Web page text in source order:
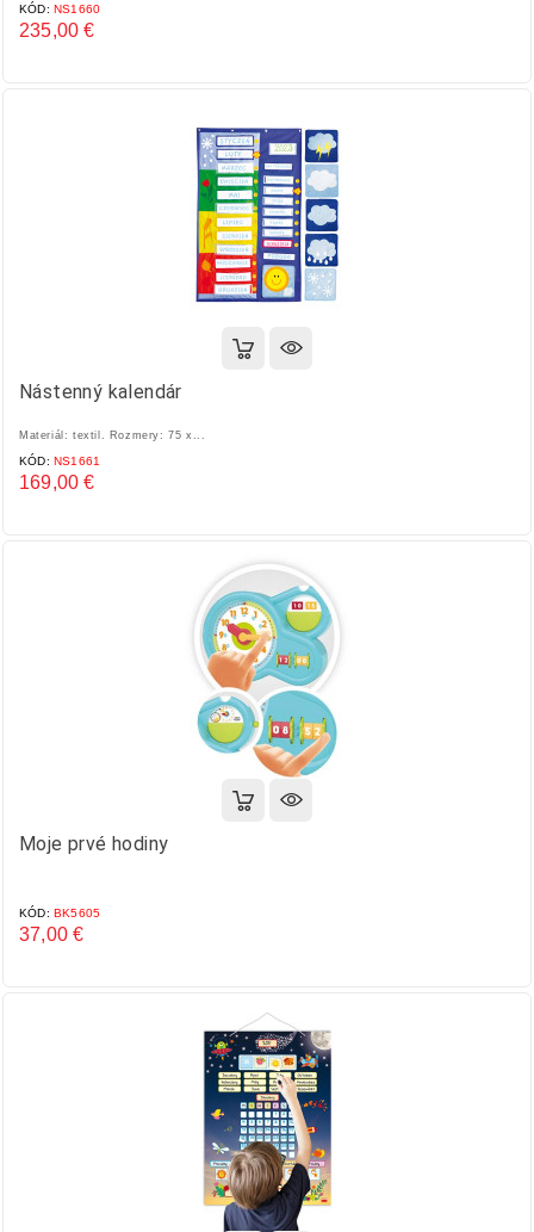
KÓD: NS1660
235,00 €
Nástenný kalendár
Materiál: textil. Rozmery: 75 x...
KÓD: NS1661
169,00 €
Moje prvé hodiny
KÓD: BK5605
37,00 €